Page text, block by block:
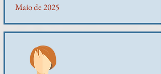
Maio de 2025